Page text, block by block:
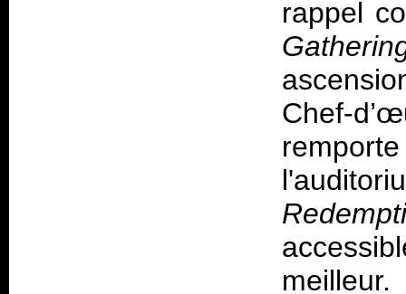
rappel
Chef-